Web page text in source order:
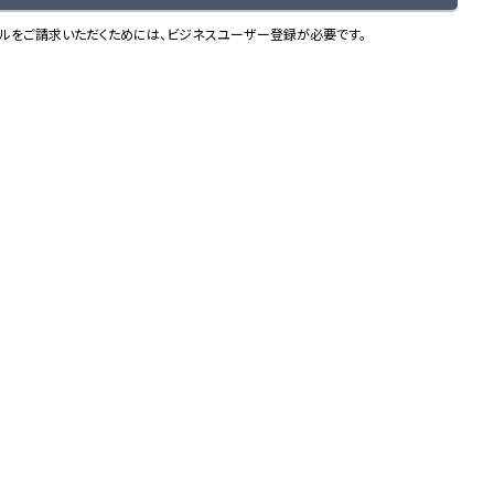
をご請求いただくためには、ビジネスユーザー登録が必要です。